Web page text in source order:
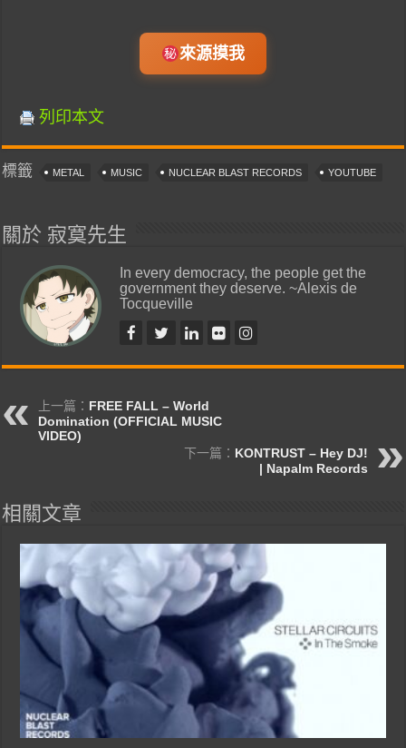
來源摸我
列印本文
標籤 METAL MUSIC NUCLEAR BLAST RECORDS YOUTUBE
關於 寂寞先生
In every democracy, the people get the
government they deserve. ~Alexis de
Tocqueville
上一篇： FREE FALL – World
Domination (OFFICIAL MUSIC
VIDEO)
下一篇： KONTRUST – Hey DJ!
| Napalm Records
相關文章